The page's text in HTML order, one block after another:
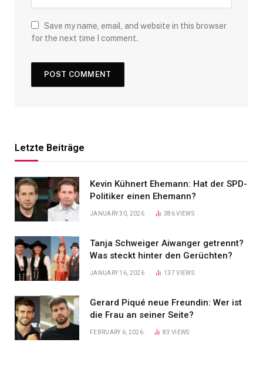
Save my name, email, and website in this browser
for the next time I comment.
Letzte Beiträge
Kevin Kühnert Ehemann: Hat der SPD-
Politiker einen Ehemann?
JANUARY 30, 2026 386VIEWS
Tanja Schweiger Aiwanger getrennt?
Was steckt hinter den Gerüchten?
JANUARY 16, 2026 137VIEWS
Gerard Piqué neue Freundin: Wer ist
die Frau an seiner Seite?
FEBRUARY 6, 2026 83VIEWS